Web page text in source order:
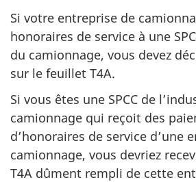
Si votre entreprise de
honoraires de service à une
du camionnage, vous devez
sur le feuillet T4A.
Si vous êtes une SPCC de
camionnage qui reçoit des
d’honoraires de service d’une
camionnage, vous devriez
T4A dûment rempli de cette